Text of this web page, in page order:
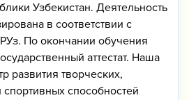
Узбекистан. Деятельность
в соответствии с
По окончании обучения
аттестат. Наша
развития творческих,
спортивных способностей